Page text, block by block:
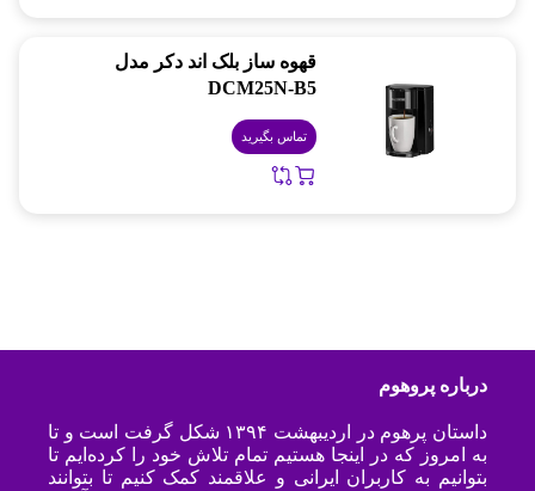
قهوه ساز بلک اند دکر مدل
DCM25N-B5
تماس بگیرید
درباره پروهوم
داستان پرهوم در اردیبهشت ۱۳۹۴ شکل گرفت است و تا
به امروز که در اینجا هستیم تمام تلاش خود را کرده‌ایم تا
بتوانیم به کاربران ایرانی و علاقمند کمک کنیم تا بتوانند